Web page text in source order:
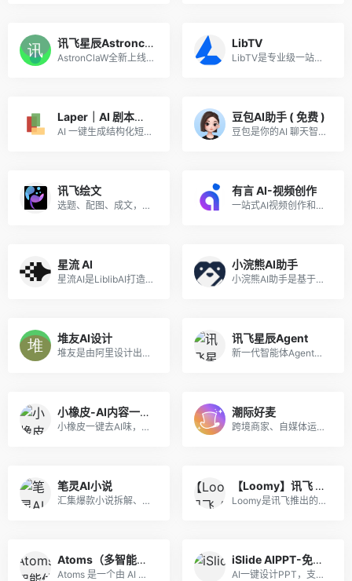
讯飞星辰Astronclaw
AstronClaW全新上线，基于OpenClaw核心能力，内置多场景模版开箱即用，安全养虾，就来讯飞星辰
LibTV
LibTV是专业级一站式 AI 视频创作平台, “无限画布 + 节点工作流”，支持人机协同与 AI Agent 全自动生成，主打高可控、全链路、工业化视频生产。
Laper｜AI 剧本多人协作平台
AI 一键生成结构化短剧剧本，支持多人协同编辑，创作效率提升 80%，过稿率高适合长期变现
豆包AI助手 ( 免费 )
豆包是你的AI 聊天智能对话问答助手
讯飞绘文
选题、配图、成文，一站式创作，让内容运营更高效
有言 AI-视频创作
一站式AI视频创作和3D数字人生成平台
星流 AI
星流AI是LiblibAI打造的一站式多模态AI设计Agent，深度优化中文语境，支持图/视频/3D/音频全链路创作与精细化编辑，低门槛实现专业级创意产出。
小浣熊AI助手
小浣熊AI助手是基于商汤自研大语言模型的智能助手，包含代码助手、办公助手，满足用户代码编写、数据分析、编程学习等各类需求。
堆友AI设计
堆友是由阿里设计出品的AI绘画+电商神器，堪称零门槛上手的Midjourney国产平替，在线可体验专业AI绘画工具及上千款AI风格模型和近万个免费可商用的3D素材，是“适合中国宝宝体质”的AI神器。堆友已汇聚超50万AI创作者、设计师，平台日均生成10万张AI作品，并承办多类专业设计赛事活动，成为国内领先的AI设计平台。
讯飞星辰Agent
新一代智能体Agent开发平台，助力开发者快速搭建生产级智能体
小橡皮-AI内容一键变人味
小橡皮一键去AI味，将机器味重的内容改得更有活人感，防止因为 AI 内容被平台打上 AI 标签，以及限流。发布前检测敏感表达与违禁词，减少内容违规和限流风险发布。
潮际好麦
跨境商家、自媒体运营专用，一键制作电商海报商品图，蓝海赛道极易获客~
笔灵AI小说
汇集爆款小说拆解、小说大纲一键生成、200+小说生成器、总结网文大神写作公式、精选小说资料库。
【Loomy】讯飞 AI 办公智能体
Loomy是讯飞推出的桌面级AI助理，安装即用，适用自媒体、办公、日程等场景，能学习你的工作习惯，越用越懂你。
Atoms（多智能体无代码开发平台）
Atoms 是一个由 AI 驱动的开...
iSlide AIPPT-免费体验
AI一键设计PPT，支持输入主题、导入文件、上传模板生成PPT。